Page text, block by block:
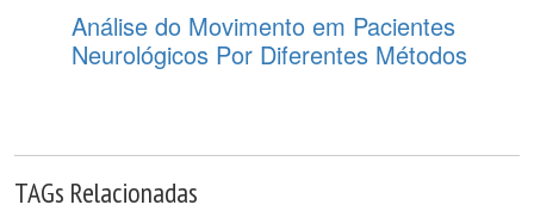
Análise do Movimento em Pacientes
Neurológicos Por Diferentes Métodos
TAGs Relacionadas